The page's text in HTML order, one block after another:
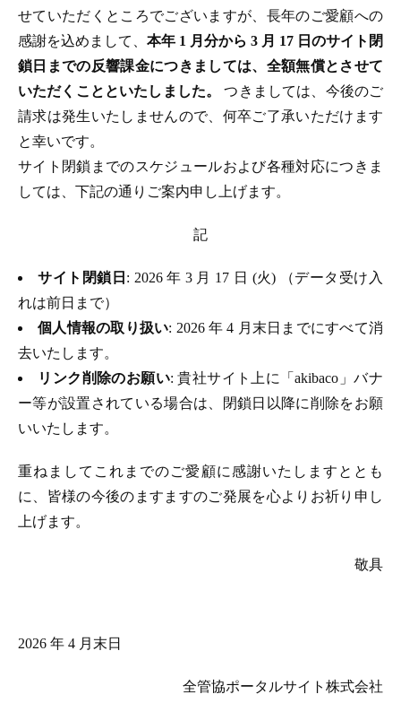
せていただくところでございますが、長年のご愛顧への
感謝を込めまして、 本年 1 月分から 3 月 17 日のサイト閉
鎖日までの反響課金につきましては、全額無償とさせて
いただくことといたしました。つきましては、今後のご
請求は発生いたしませんので、何卒ご了承いただけます
と幸いです。
サイト閉鎖までのスケジュールおよび各種対応につきま
しては、下記の通りご案内申し上げます。
記
サイト閉鎖日 : 2026 年 3 月 17 日 (火) （データ受け入
れは前日まで）
個人情報の取り扱い: 2026 年 4 月末日までにすべて消
去いたします。
リンク削除のお願い: 貴社サイト上に「akibaco」バナ
ー等が設置されている場合は、閉鎖日以降に削除をお願
いいたします。
重ねましてこれまでのご愛顧に感謝いたしますととも
に、皆様の今後のますますのご発展を心よりお祈り申し
上げます。
敬具
2026 年 4 月末日
全管協ポータルサイト株式会社